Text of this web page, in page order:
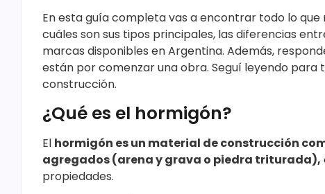
En esta guía completa vas a encontrar todo lo
cuáles son sus tipos principales, las diferencias
marcas disponibles en Argentina. Además,
están por comenzar una obra. Seguí leyendo
construcción.
¿Qué es el hormigón?
El hormigón es un material de construcción
agregados (arena y grava o piedra triturada),
propiedades.